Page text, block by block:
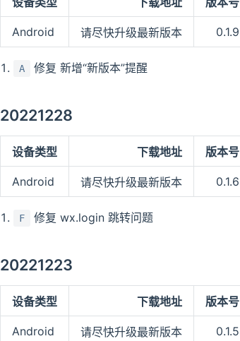
Android 请尽快升级最新版本 0.1.9
A 修复 新增“新版本”提醒
20221228
设备类型 下载地址 版本号
Android 请尽快升级最新版本 0.1.6
F 修复 wx.login 跳转问题
20221223
设备类型 下载地址 版本号
Android 请尽快升级最新版本 0.1.5